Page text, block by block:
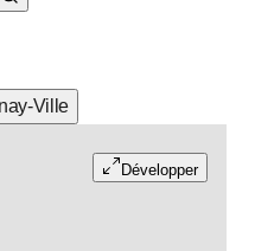
Ville
Développer